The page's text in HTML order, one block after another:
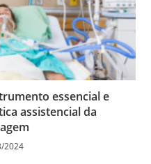
essencial e
assistencial da
2024